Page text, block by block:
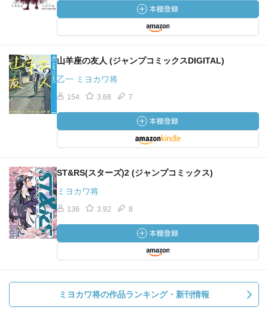
山羊座の友人 (ジャンプコミックスDIGITAL)
乙一 ミヨカワ将
154 3.68 7
ST&RS(スターズ)2 (ジャンプコミックス)
ミヨカワ将
136 3.92 8
ミヨカワ将の作品ランキング・新刊情報